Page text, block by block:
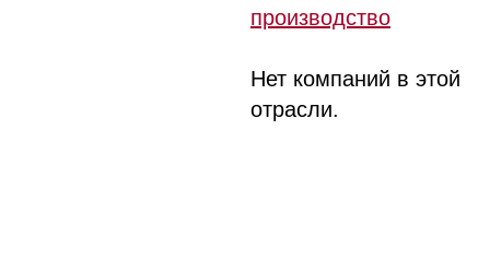
производство
Нет компаний в этой
отрасли.